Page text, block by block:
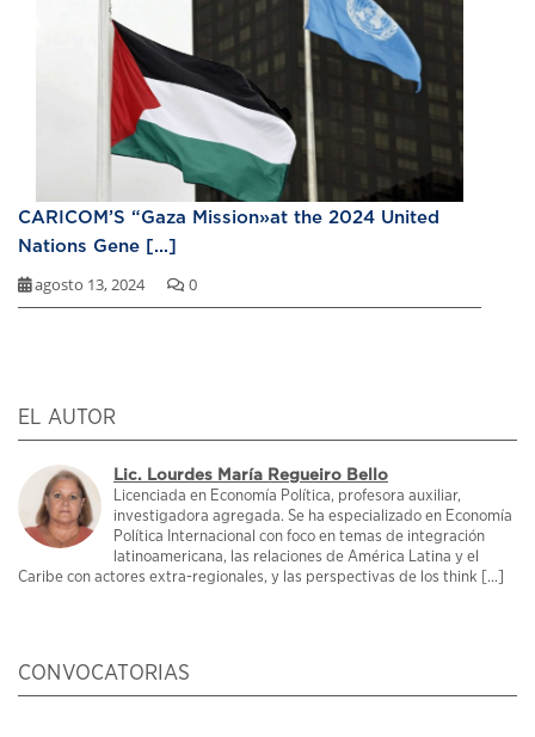
CARICOM’S “Gaza Mission»at the 2024 United
Nations Gene [...]
agosto 13, 2024 0
EL AUTOR
Lic. Lourdes María Regueiro Bello
Licenciada en Economía Política, profesora auxiliar,
investigadora agregada. Se ha especializado en Economía
Política Internacional con foco en temas de integración
latinoamericana, las relaciones de América Latina y el
Caribe con actores extra-regionales, y las perspectivas de los think [...]
CONVOCATORIAS